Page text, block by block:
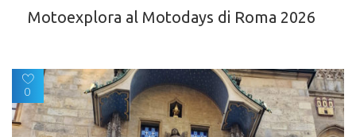
Motoexplora al Motodays di Roma 2026
0